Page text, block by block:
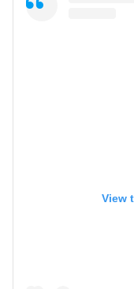
View